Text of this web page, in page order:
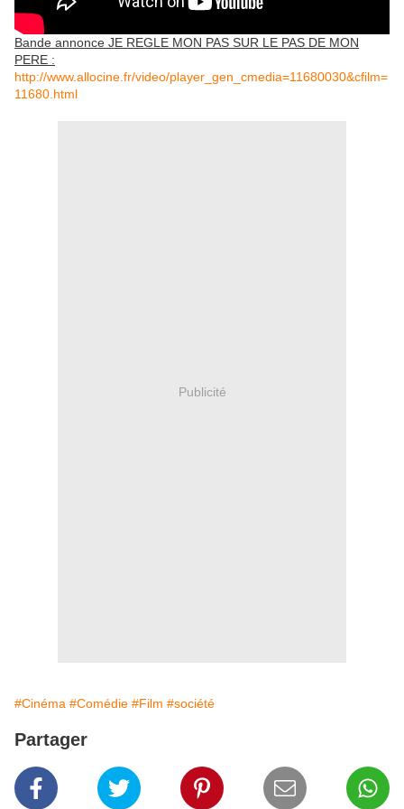
Bande annonce JE REGLE MON PAS SUR LE PAS DE MON
PERE :
http://www.allocine.fr/video/player_gen_cmedia=11680030&cfilm=
11680.html
Publicité
#Cinéma #Comédie #Film #société
Partager